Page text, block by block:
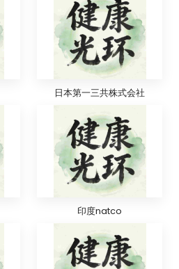
日本第一三共株式会社
印度natco